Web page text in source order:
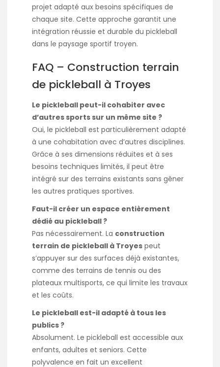
projet adapté aux besoins spécifiques de
chaque site. Cette approche garantit une
intégration réussie et durable du pickleball
dans le paysage sportif troyen.
FAQ – Construction terrain
de pickleball à Troyes
Le pickleball peut-il cohabiter avec
d’autres sports sur un même site ?
Oui, le pickleball est particulièrement adapté
à une cohabitation avec d’autres disciplines.
Grâce à ses dimensions réduites et à ses
besoins techniques limités, il peut être
intégré sur des terrains existants sans gêner
les autres pratiques sportives.
Faut-il créer un espace entièrement
dédié au pickleball ?
Pas nécessairement. La construction
terrain de pickleball à Troyes peut
s’appuyer sur des surfaces déjà existantes,
comme des terrains de tennis ou des
plateaux multisports, ce qui limite les travaux
et les coûts.
Le pickleball est-il adapté à tous les
publics ?
Absolument. Le pickleball est accessible aux
enfants, adultes et seniors. Cette
polyvalence en fait un excellent